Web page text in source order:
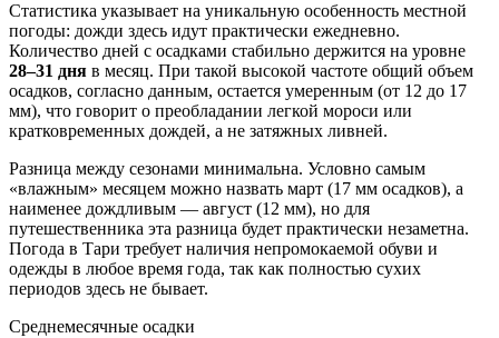
Статистика указывает на уникальную особенность местной
погоды: дожди здесь идут практически ежедневно.
Количество дней с осадками стабильно держится на уровне
28–31 дня в месяц. При такой высокой частоте общий объем
осадков, согласно данным, остается умеренным (от 12 до 17
мм), что говорит о преобладании легкой мороси или
кратковременных дождей, а не затяжных ливней.
Разница между сезонами минимальна. Условно самым
«влажным» месяцем можно назвать март (17 мм осадков), а
наименее дождливым — август (12 мм), но для
путешественника эта разница будет практически незаметна.
Погода в Тари требует наличия непромокаемой обуви и
одежды в любое время года, так как полностью сухих
периодов здесь не бывает.
Среднемесячные осадки